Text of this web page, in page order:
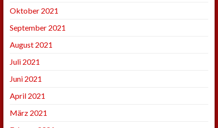
Oktober 2021
September 2021
August 2021
Juli 2021
Juni 2021
April 2021
März 2021